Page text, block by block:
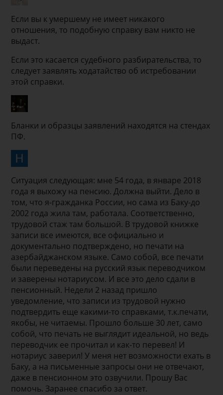
Если вы к умершему не имеет никакого
отношения, то подобную справку вам никто не
выдаст.
Если это касается судебного разбирательства, то
следует заявлять ходатайство об истребовании
этой справки.
Бланки и образцы заявлений находятся на стендах
ПФ.
Ситуация следующая: мне 54 года, в январе 2018
года я выхожу на пенсию. Должна выйти. Дело в
том, что я-гражданка России, но сама из Баку-до
2002 года жила там, работала. Соответственно,
трудовой стаж там большой. В трудовой книжке
записи все имеются, все официально и
документально подтверждено, но печати на
азербайджанском языке. Само собой, все печати
были переведены на русский язык переводчиком
и заверены нотариусом. И все это дело сдали в
пенсионный. Недели 2 назад пришло
уведомление, что записи из трудовой нужно
подтвердить еще какими-то справками, т.к.печати,
якобы, не читаемы. Прошло больше 30 лет, само
собой, что печать не выглядит идеальной, но ведь
переводчик ее прочитал и как-то перевел! И
нотариус заверил! У меня нет возможности ехать в
Баку, а на письменные запросы они не отвечают,
даже в пенсионном это озвучили. Прошу Вас
помочь. Заранее спасибо за ответ.